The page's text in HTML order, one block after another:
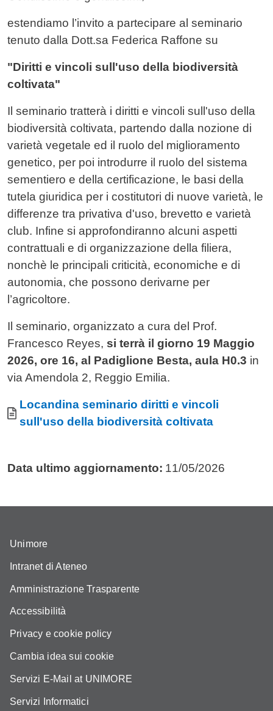
estendiamo l’invito a partecipare al seminario
tenuto dalla Dott.sa Federica Raffone su
"Diritti e vincoli sull'uso della biodiversità
coltivata"
Il seminario tratterà i diritti e vincoli sull'uso della
biodiversità coltivata, partendo dalla nozione di
varietà vegetale ed il ruolo del miglioramento
genetico, per poi introdurre il ruolo del sistema
sementiero e della certificazione, le basi della
tutela giuridica per i costitutori di nuove varietà, le
differenze tra privativa d'uso, brevetto e varietà
club. Infine si approfondiranno alcuni aspetti
contrattuali e di organizzazione della filiera,
nonchè le principali criticità, economiche e di
autonomia, che possono derivarne per
l’agricoltore.
Il seminario, organizzato a cura del Prof.
Francesco Reyes, si terrà il giorno 19 Maggio
2026, ore 16, al Padiglione Besta, aula H0.3 in
via Amendola 2, Reggio Emilia.
Allegati
Documento
Locandina seminario diritti e vincoli
sull'uso della biodiversità coltivata
Data ultimo aggiornamento: 11/05/2026
Unimore
Intranet di Ateneo
Amministrazione Trasparente
Accessibilità
Privacy e cookie policy
Cambia idea sui cookie
Servizi E-Mail at UNIMORE
Servizi Informatici